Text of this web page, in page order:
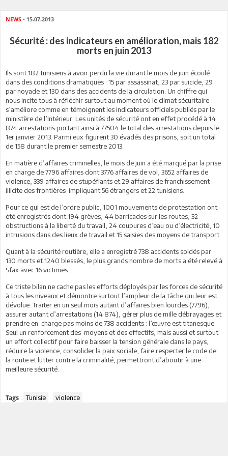
NEWS - 15.07.2013
Sécurité : des indicateurs en amélioration, mais 182
morts en juin 2013
Ils sont 182 tunisiens à avoir perdu la vie durant le mois de juin écoulé
dans des conditions dramatiques : 15 par assassinat, 23 par suicide, 29
par noyade et 130 dans des accidents de la circulation. Un chiffre qui
nous incite tous à réfléchir surtout au moment où le climat sécuritaire
s’améliore comme en témoignent les indicateurs officiels publiés par le
ministère de l’Intérieur. Les unités de sécurité ont en effet procédé à 14
874 arrestations portant ainsi à 77504 le total des arrestations depuis le
1er janvier 2013. Parmi eux figurent 30 évadés des prisons, soit un total
de 158 durant le premier semestre 2013.
En matière d’affaires criminelles, le mois de juin a été marqué par la prise
en charge de 7796 affaires dont 3776 affaires de vol, 3652 affaires de
violence, 339 affaires de stupéfiants et 29 affaires de franchissement
illicite des frontières impliquant 56 étrangers et 22 tunisiens.
Pour ce qui est de l’ordre public, 1001 mouvements de protestation ont
été enregistrés dont 194 grèves, 44 barricades sur les routes, 32
obstructions à la liberté du travail, 24 coupures d’eau ou d’électricité, 10
intrusions dans des lieux de travail et 15 saisies des moyens de transport.
Quant à la sécurité routière, elle a enregistré 738 accidents soldés par
130 morts et 1240 blessés, le plus grands nombre de morts a été relevé à
Sfax avec 16 victimes.
Ce triste bilan ne cache pas les efforts déployés par les forces de sécurité
à tous les niveaux et démontre surtout l’ampleur de la tâche qui leur est
dévolue. Traiter en un seul mois autant d’affaires bien lourdes (7796),
assurer autant d’arrestations (14 874), gérer plus de mille débrayages et
prendre en charge pas moins de 738 accidents : l’œuvre est titanesque.
Seul un renforcement des moyens et des effectifs, mais aussi et surtout
un effort collectif pour faire baisser la tension générale dans le pays,
réduire la violence, consolider la paix sociale, faire respecter le code de
la route et lutter contre la criminalité, permettront d’aboutir à une
meilleure sécurité.
Tags : Tunisie violence